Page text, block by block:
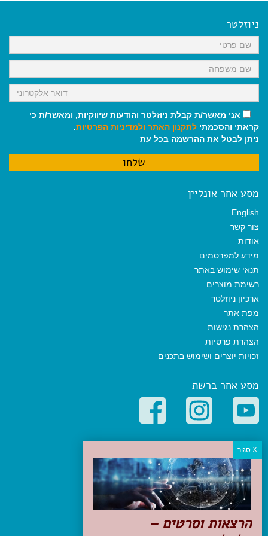
k
p
m
ניוזלטר
אני מאשר/ת קבלת ניוזלטר והודעות שיווקיות, ומאשר/ת כי
קראתי והסכמתי לתקנון האתר ולמדיניות הפרטיות.
ניתן לבטל את ההרשמה בכל עת
מסע אחר אונליין
English
צור קשר
אודות
מידע למפרסמים
תנאי שימוש באתר
רשימת מוצרים
ארכיון ניוזלטר
מפת אתר
הצהרת נגישות
הצהרת פרטיות
זכויות יוצרים ושימוש בתכנים
מסע אחר ברשת
קטגוריות פופולריות
יעדים
טיולים בישראל
מלונות בוטיק בישראל
טיפים והמלצות
הכנות לנסיעה
הרצאות וסרטים –